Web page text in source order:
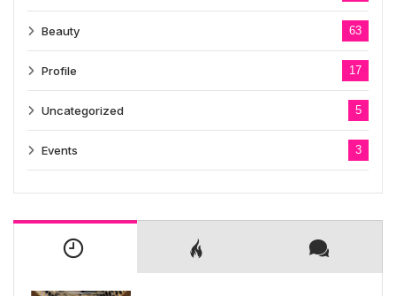
Beauty 63
Profile 17
Uncategorized 5
Events 3